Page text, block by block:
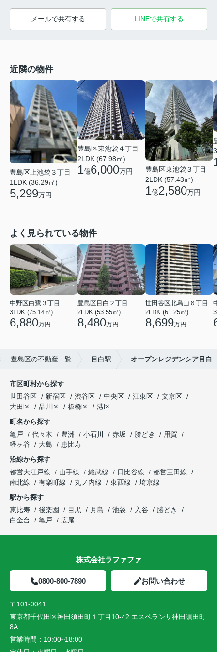
メールで共有する LINEで共有する
近隣の物件
豊島区上池袋３丁目
1LDK (36.29㎡)
5,299万円
豊島区東池袋４丁目
2LDK (67.98㎡)
1億6,000万円
豊島区東池袋３丁目
2LDK (57.43㎡)
1億2,580万円
よく見られている物件
中野区白鷺３丁目
3LDK (75.14㎡)
6,880万円
豊島区目白２丁目
2LDK (53.55㎡)
8,480万円
世田谷区北烏山６丁目
2LDK (61.25㎡)
8,699万円
豊島区の不動産一覧 目白駅 オープンレジデンシア目白
市区町村から探す
世田谷区
新宿区 渋谷区 中央区 江東区
文京区
大田区
品川区 板橋区
港区
町名から探す
亀戸
代々木 豊洲 小石川 赤坂 勝どき
用賀
幡ヶ谷
大島
恵比寿
沿線から探す
都営大江戸線
山手線 総武線 日比谷線
都営三田線
南北線
有楽町線 丸ノ内線 東西線
埼京線
駅から探す
恵比寿
後楽園 目黒 月島 池袋 入谷
勝どき
白金台
亀戸 広尾
株式会社ラファファ
0800-800-7890 お問い合わせ
〒101-0041
東京都千代田区神田須田町１丁目10-42 エスペランサ神田須田町
8A
営業時間： 10:00~18:00